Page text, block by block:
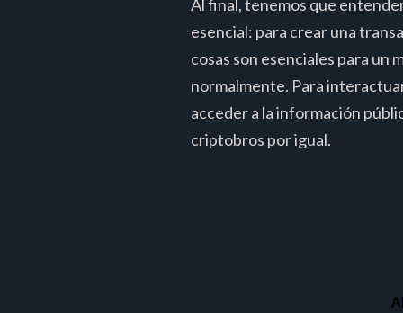
Al final, tenemos que
esencial: para crear una
cosas son esenciales para un
normalmente. Para
acceder a la información
criptobros por igual.